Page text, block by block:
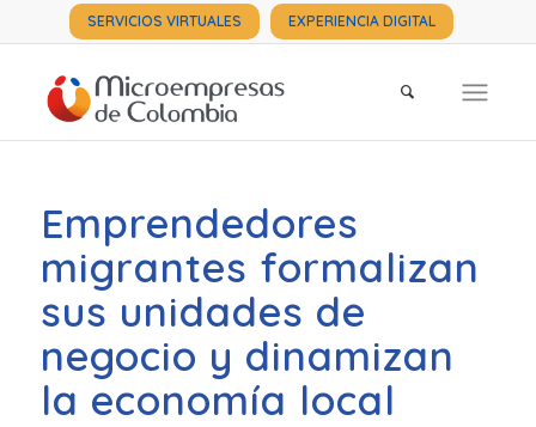
SERVICIOS VIRTUALES EXPERIENCIA DIGITAL
Emprendedores
migrantes formalizan
sus unidades de
negocio y dinamizan
la economía local